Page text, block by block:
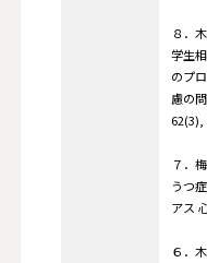
８．
学生
のプ
慮の
62(3),
７．
うつ
アス
６．